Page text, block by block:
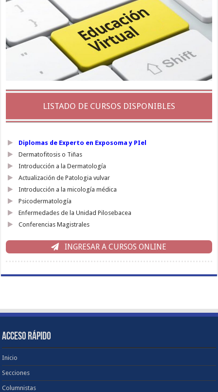
LISTADO DE CURSOS DISPONIBLES
Diplomas de Experto en Exposoma y PIel
Dermatofitosis o Tiñas
Introducción a la Dermatología
Actualización de Patologia vulvar
Introducción a la micología médica
Psicodermatología
Enfermedades de la Unidad Pilosebacea
Conferencias Magistrales
INGRESAR A CURSOS ONLINE
ACCESO RÁPIDO
Inicio
Secciones
Columnistas